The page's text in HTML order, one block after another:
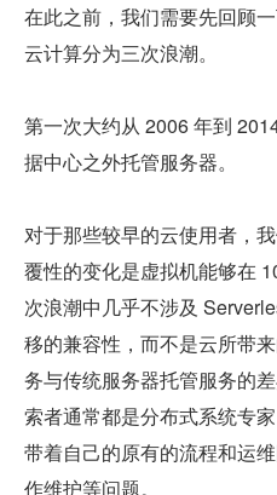
在此之前，我们需要先回顾
云计算分为三次浪潮。
第一次大约从 2006 年到
据中心之外托管服务器。
对于那些较早的云使用者，
覆性的变化是虚拟机能够在
次浪潮中几乎不涉及
移的兼容性，而不是云所带
务与传统服务器托管服务的
索者通常都是分布式系统专
带着自己的原有的流程和运
作维护等问题。